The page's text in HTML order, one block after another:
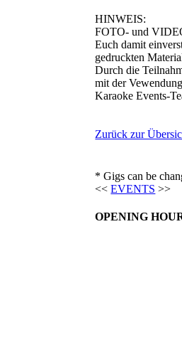
HINWEIS:
FOTO- und
Euch damit
gedruckten
Durch die
mit der
Karaoke Events-
Zurück zur
* Gigs can be
<<EVENTS >>
OPENING